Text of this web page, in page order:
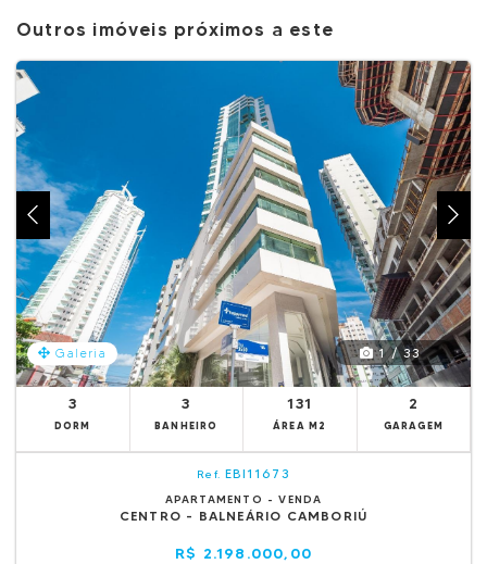
Outros imóveis próximos a este
Galeria 1 / 33
3
DORM
3
BANHEIRO
131
ÁREA M2
2
GARAGEM
Ref. EBI11673
APARTAMENTO - VENDA
CENTRO - BALNEÁRIO CAMBORIÚ
R$ 2.198.000,00